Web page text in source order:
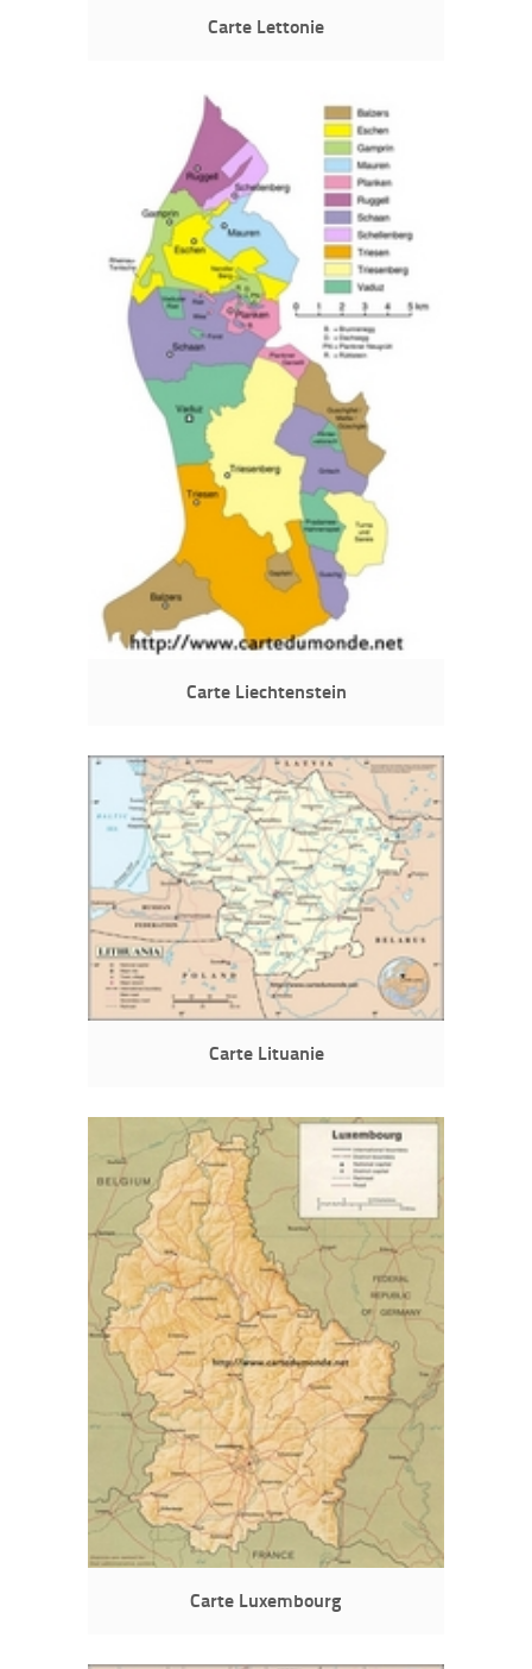
Carte Lettonie
Carte Liechtenstein
Carte Lituanie
Carte Luxembourg